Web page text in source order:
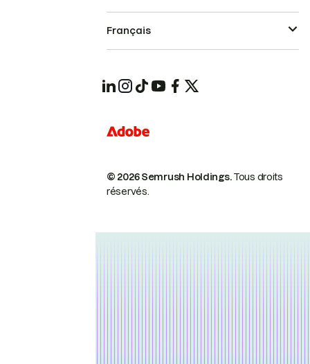
© 2026 Semrush Holdings.Tous droits
réservés.
Français